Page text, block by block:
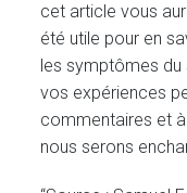
cet article vous
été utile pour en
les symptômes du
vos expériences
commentaires et
nous serons